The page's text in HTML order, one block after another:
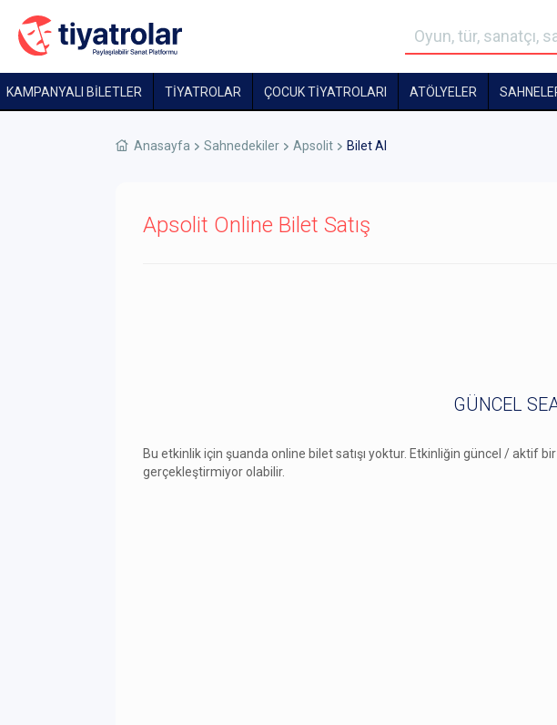
KAMPANYALI BİLETLER TİYATROLAR ÇOCUK TIYATROLARI ATÖLYELER
Anasayfa Sahnedekiler Apsolit Bilet Al
Apsolit Online Bilet Satış
GÜNCEL
Bu etkinlik için şuanda online bilet satışı yoktur. Etkinliğin güncel / aktif
gerçekleştirmiyor olabilir.